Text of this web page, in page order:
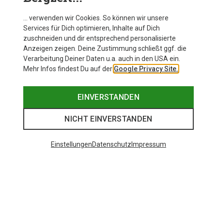
… verwenden wir Cookies. So können wir unsere
Services für Dich optimieren, Inhalte auf Dich
zuschneiden und dir entsprechend personalisierte
Anzeigen zeigen. Deine Zustimmung schließt ggf. die
Verarbeitung Deiner Daten u.a. auch in den USA ein.
Mehr Infos findest Du auf der Google Privacy Site.
EINVERSTANDEN
NICHT EINVERSTANDEN
EinstellungenDatenschutz Impressum